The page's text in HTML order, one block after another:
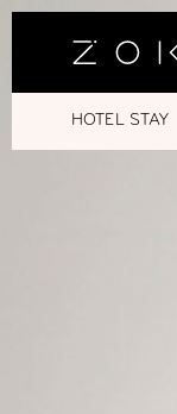
HOTEL STAY